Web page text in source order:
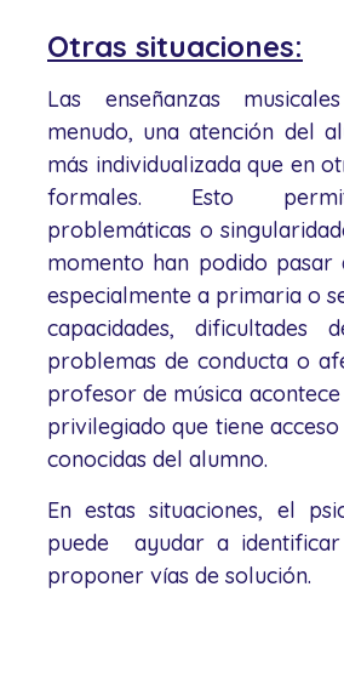
Otras situaciones:
Las enseñanzas
menudo, una atención del
más individualizada que en
formales. Esto
problemáticas o
momento han podido pasar
especialmente a primaria o
capacidades, dificultades
problemas de conducta o
profesor de música
privilegiado que tiene
conocidas del alumno.
En estas situaciones, el
puede ayudar a
proponer vías de solución.